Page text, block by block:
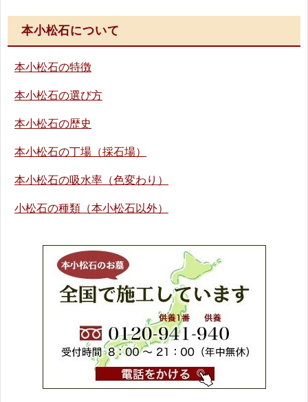
本小松石について
本小松石の特徴
本小松石の選び方
本小松石の歴史
本小松石の丁場（採石場）
本小松石の吸水率（色変わり）
小松石の種類（本小松石以外）